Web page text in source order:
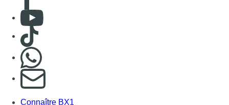
Consulter Youtube
Consulter TikTok
S'abonner à notre newsletter
Connaître BX1